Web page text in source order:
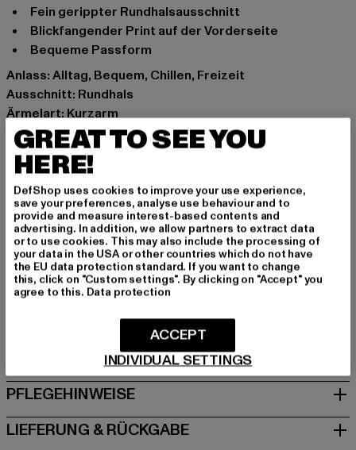
Fein gerippter Rundhalsausschnitt
Blickfangender Print auf der Vorderseite
Bequeme Passform
Anlass: Alltag, Bequem, Chillen, Freizeit
Ausschnitt: Rundhals
Ärmelart: Kurzarm
Marke: Only
Kat.: T-Shirts
Farbe: weiß
Hersteller Farbe: white
Materialzusammensetzung: 100% Baumwolle
Art.Nr: 15275709-00220
Hersteller: Bestseller Textilhandels GmbH |
info@bestseller.com
Schöneberger Straße 15 | 10963 Berlin | DE
GRÖSSE & PASSFORM
PFLEGEHINWEISE
LIEFERUNG & RÜCKGABE
GREAT TO SEE YOU
HERE!
DefShop uses cookies to improve your use experience,
save your preferences, analyse use behaviour and to
provide and measure interest-based contents and
advertising. In addition, we allow partners to extract data
or to use cookies. This may also include the processing of
your data in the USA or other countries which do not have
the EU data protection standard. If you want to change
this, click on "Custom settings". By clicking on "Accept" you
agree to this. Data protection
INDIVIDUAL SETTINGS
ACCEPT